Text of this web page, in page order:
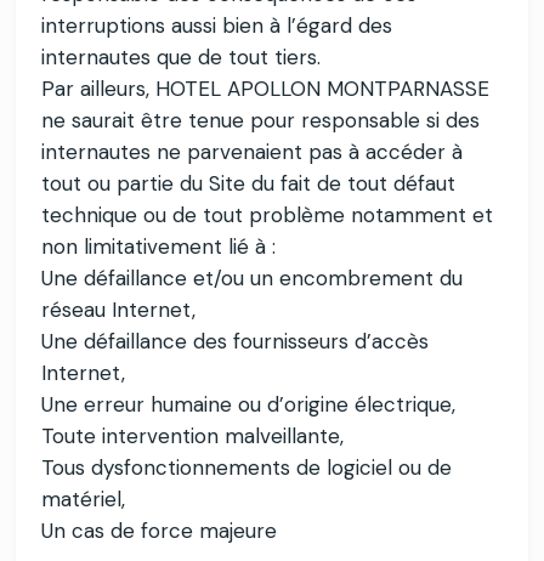
interruptions aussi bien à l’égard des
internautes que de tout tiers.
Par ailleurs, HOTEL APOLLON MONTPARNASSE
ne saurait être tenue pour responsable si des
internautes ne parvenaient pas à accéder à
tout ou partie du Site du fait de tout défaut
technique ou de tout problème notamment et
non limitativement lié à :
Une défaillance et/ou un encombrement du
réseau Internet,
Une défaillance des fournisseurs d’accès
Internet,
Une erreur humaine ou d’origine électrique,
Toute intervention malveillante,
Tous dysfonctionnements de logiciel ou de
matériel,
Un cas de force majeure